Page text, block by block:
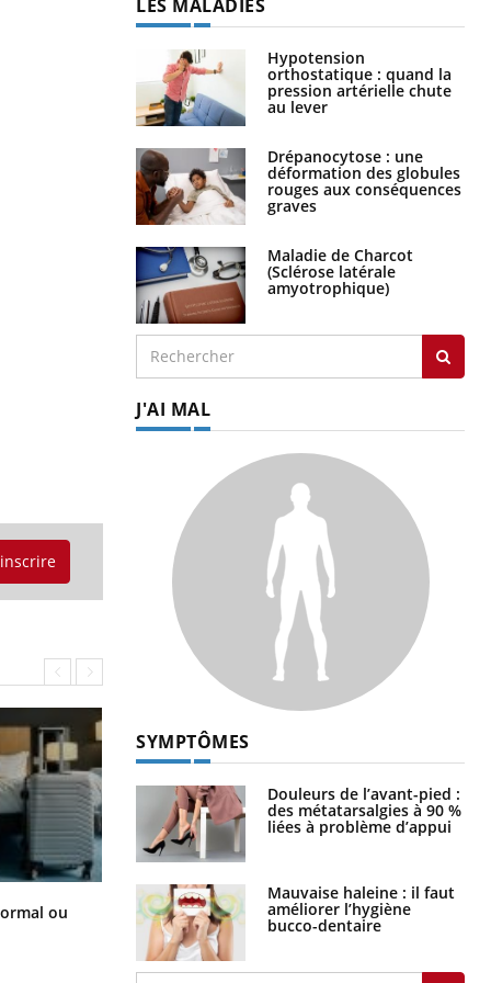
ou Et si les caries pouvaient bientôt
disparaître sans plombage ?
LES MALADIES
Hypotension
orthostatique : quand la
pression artérielle chute
au lever
Drépanocytose : une
déformation des globules
rouges aux conséquences
graves
Maladie de Charcot
(Sclérose latérale
amyotrophique)
J'AI MAL
SYMPTÔMES
Douleurs de l’avant-pied :
des métatarsalgies à 90 %
liées à problème d’appui
Mauvaise haleine : il faut
améliorer l’hygiène
bucco-dentaire